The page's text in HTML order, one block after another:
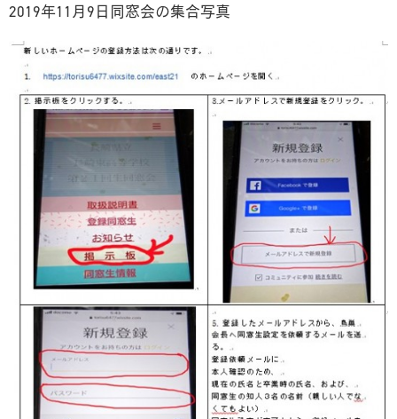
2019年11月9日同窓会の集合写真